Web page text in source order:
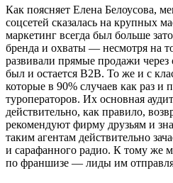
Как поясняет Елена Белоусова,
соцсетей сказалась на крупных
маркетинг всегда был больше
бренда и охваты — несмотря на
развивали прямые продажи
был и остается В2В. То же и с
которые в 90% случаев как раз
туроператоров. Их основная
действительно, как правило,
рекомендуют фирму друзьям и
таким агентам действительно
и сарафанного радио. К тому же
по франшизе — лиды им